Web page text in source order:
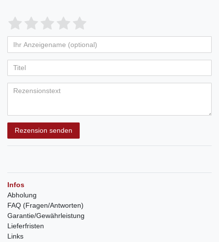
Rezension senden
Infos
Abholung
FAQ (Fragen/Antworten)
Garantie/Gewährleistung
Lieferfristen
Links